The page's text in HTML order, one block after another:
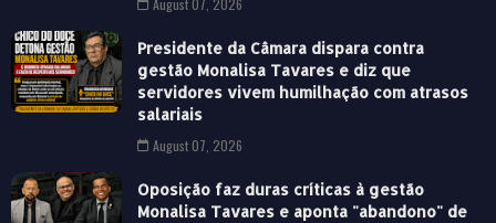
August 07, 2026
Presidente da Câmara dispara contra
gestão Monalisa Tavares e diz que
servidores vivem humilhação com atrasos
salariais
August 07, 2026
Oposição faz duras críticas à gestão
Monalisa Tavares e aponta "abandono" de